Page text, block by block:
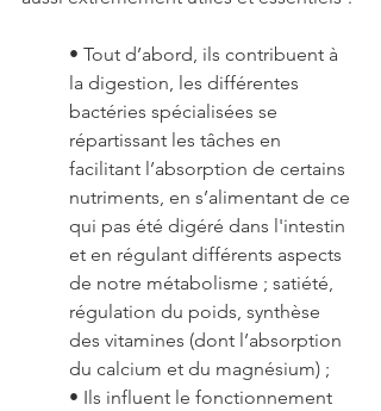
• Tout d’abord, ils contribuent à
la digestion, les différentes
bactéries spécialisées se
répartissant les tâches en
facilitant l’absorption de certains
nutriments, en s’alimentant de ce
qui pas été digéré dans l'intestin
et en régulant différents aspects
de notre métabolisme ; satiété,
régulation du poids, synthèse
des vitamines (dont l’absorption
du calcium et du magnésium) ;
• Ils influent le fonctionnement